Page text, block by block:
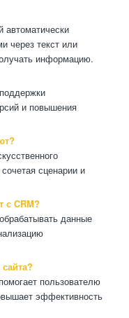
автоматически
через текст или
информацию.
и повышения
сценарии и
с CRM?
данные
пользователю
эффективность